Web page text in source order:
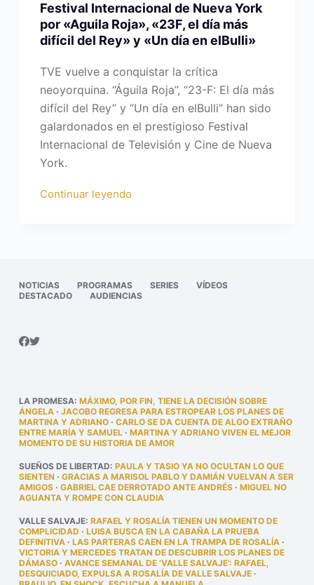
Festival Internacional de Nueva York
por «Aguila Roja», «23F, el día más
difícil del Rey» y «Un día en elBulli»
TVE vuelve a conquistar la crítica
neoyorquina. “Águila Roja”, “23-F: El día más
difícil del Rey” y “Un día en elBulli” han sido
galardonados en el prestigioso Festival
Internacional de Televisión y Cine de Nueva
York.
Continuar leyendo
NOTICIAS PROGRAMAS SERIES
VÍDEOS
DESTACADO
AUDIENCIAS
LA PROMESA: MÁXIMO, POR FIN, TIENE LA DECISIÓN SOBRE
ÁNGELA· JACOBO REGRESA PARA ESTROPEAR LOS PLANES DE
MARTINA Y ADRIANO· CARLO SE DA CUENTA DE ALGO EXTRAÑO
ENTRE MARÍA Y SAMUEL· MARTINA Y ADRIANO VIVEN EL MEJOR
MOMENTO DE SU HISTORIA DE AMOR
SUEÑOS DE LIBERTAD: PAULA Y TASIO YA NO OCULTAN LO QUE
SIENTEN · GRACIAS A MARISOL PABLO Y DAMIÁN VUELVAN A SER
AMIGOS· GABRIEL CAE DERROTADO ANTE ANDRÉS· MIGUEL NO
AGUANTA Y ROMPE CON CLAUDIA
VALLE SALVAJE: RAFAEL Y ROSALÍA TIENEN UN MOMENTO DE
COMPLICIDAD · LUISA BUSCA EN LA CABAÑA LA PRUEBA
DEFINITIVA· LAS PARTERAS CAEN EN LA TRAMPA DE ROSALÍA·
VICTORIA Y MERCEDES TRATAN DE DESCUBRIR LOS PLANES DE
DÁMASO· AVANCE SEMANAL DE ‘VALLE SALVAJE’: RAFAEL,
DESQUICIADO, EXPULSA A ROSALÍA DE VALLE SALVAJE·